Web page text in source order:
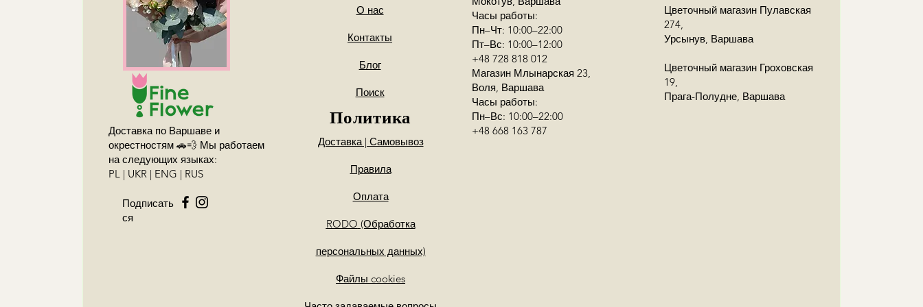
my skontaktujemy się z odbiorcą!
Доставка по Варшаве и
окрестностям 🚗💨 Мы работаем
на следующих языках:
PL | UKR | ENG | RUS
Подписать
ся
О нас
Контакты
Блог
Поиск
Политика
Доставка | Самовывоз
Правила
Оплата
RODO (Обработка
персональных данных)
Файлы cookies
Часы работы:
Пн–Чт: 10:00–22:00
Пт–Вс: 10:00–12:00
+48 728 818 012
Магазин Млынарская 23,
Воля, Варшава
Часы работы:
Пн–Вс: 10:00–22:00
+48 668 163 787
Цветочный магазин Пулавская
274,
Урсынув, Варшава
Цветочный магазин Гроховская
19,
Прага-Полудне, Варшава